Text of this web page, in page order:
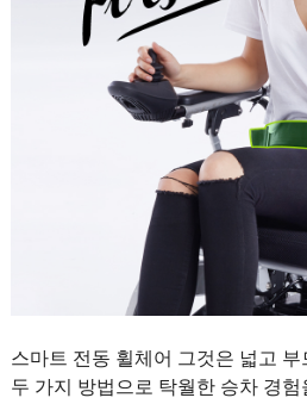
스마트 전동 휠체어 그것은 넓고 부
두 가지 방법으로 탁월한 승차 경